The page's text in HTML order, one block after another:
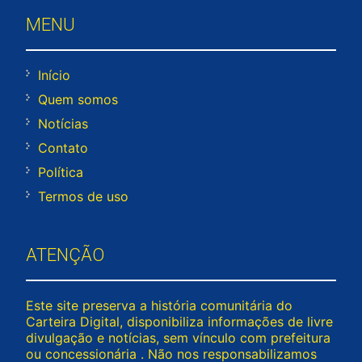
MENU
Início
Quem somos
Notícias
Contato
Política
Termos de uso
ATENÇÃO
Este site preserva a história comunitária do
Carteira Digital, disponibiliza informações de livre
divulgação e notícias, sem vínculo com prefeitura
ou concessionária . Não nos responsabilizamos